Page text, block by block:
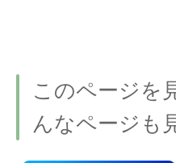
このページを
んなページも